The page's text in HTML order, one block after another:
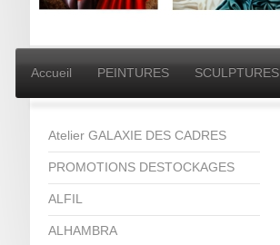
Accueil PEINTURES SCULPTURES
Atelier GALAXIE DES CADRES
PROMOTIONS DESTOCKAGES
ALFIL
ALHAMBRA